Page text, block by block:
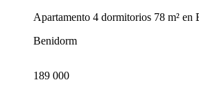
Apartamento 4 dormitorios 78 m² en
Benidorm
189 000